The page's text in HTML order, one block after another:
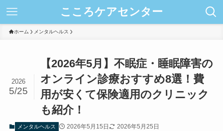
こころケアセンター
ホーム メンタルヘルス
【2026年5月】不眠症・睡眠障害の
オンライン診療おすすめ8選！費
用が安くて保険適用のクリニック
も紹介！
2026
5/25
メンタルヘルス 2026年5月15日 2026年5月25日